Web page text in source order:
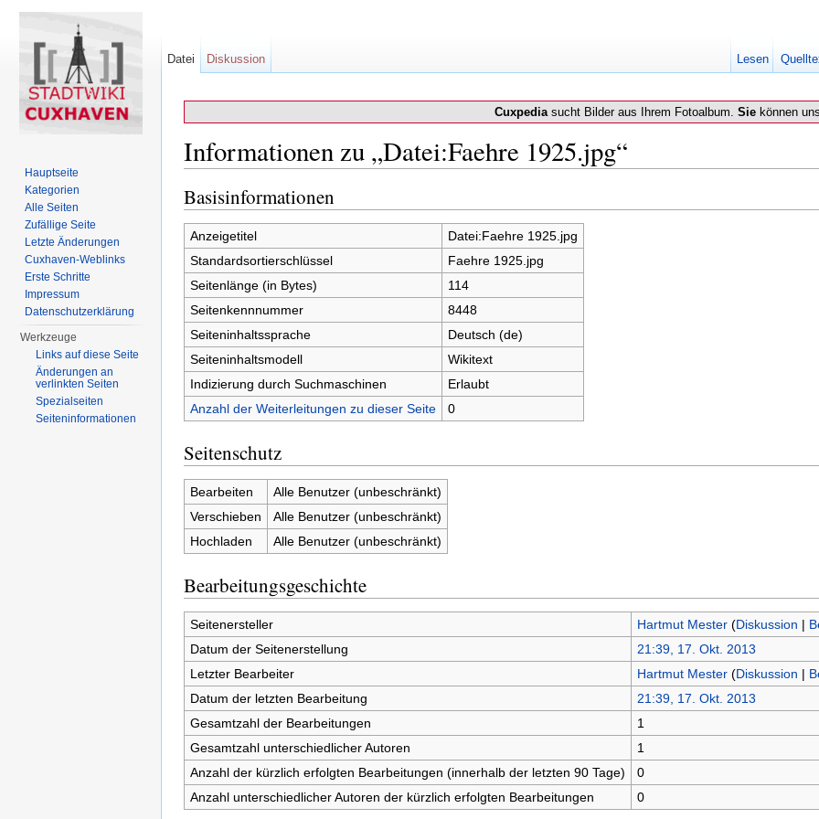
Cuxpediasucht Bilder aus Ihrem Fotoalbum. Sie können
Informationen zu „Datei:Faehre 1925.jpg“
Basisinformationen
Anzeigetitel
Datei:Faehre 1925.jpg
Standardsortierschlüssel
Faehre 1925.jpg
Seitenlänge (in Bytes)
114
Seitenkennnummer
8448
Seiteninhaltssprache
Deutsch (de)
Seiteninhaltsmodell
Wikitext
Indizierung durch Suchmaschinen
Erlaubt
Anzahl der Weiterleitungen zu dieser Seite
0
Seitenschutz
Bearbeiten
Alle Benutzer (unbeschränkt)
Verschieben
Alle Benutzer (unbeschränkt)
Hochladen
Alle Benutzer (unbeschränkt)
Bearbeitungsgeschichte
Seitenersteller Hartmut Mester (Diskussion |
Datum der Seitenerstellung
21:39, 17. Okt. 2013
Letzter Bearbeiter
Hartmut Mester (Diskussion |
Datum der letzten Bearbeitung
21:39, 17. Okt. 2013
Gesamtzahl der Bearbeitungen
1
Gesamtzahl unterschiedlicher Autoren
1
Anzahl der kürzlich erfolgten Bearbeitungen (innerhalb der letzten 90 Tage)
0
Anzahl unterschiedlicher Autoren der kürzlich erfolgten Bearbeitungen
0
Datei Diskussion Lesen
Hauptseite
Kategorien
Alle Seiten
Zufällige Seite
Letzte Änderungen
Cuxhaven-Weblinks
Erste Schritte
Impressum
Datenschutzerklärung
Werkzeuge
Links auf diese Seite
Änderungen an
verlinkten Seiten
Spezialseiten
Seiten­informationen